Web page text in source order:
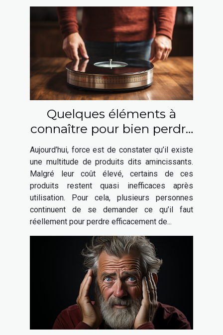
Quelques éléments à
connaître pour bien perdre
du poids
Aujourd’hui, force est de constater qu’il existe
une multitude de produits dits amincissants.
Malgré leur coût élevé, certains de ces
produits restent quasi inefficaces après
utilisation. Pour cela, plusieurs personnes
continuent de se demander ce qu’il faut
réellement pour perdre efficacement de...